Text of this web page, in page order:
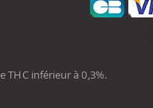
inférieur à 0,3%.